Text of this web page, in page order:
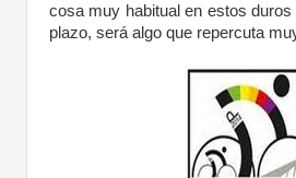
cosa muy habitual en estos
plazo, será algo que repercuta